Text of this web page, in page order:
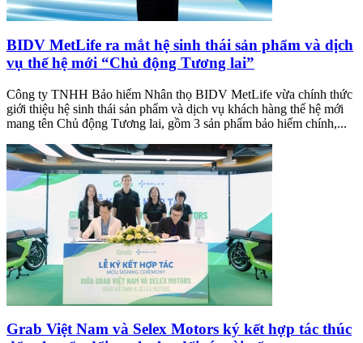
BIDV MetLife ra mắt hệ sinh thái sản phẩm và dịch
vụ thế hệ mới “Chủ động Tương lai”
Công ty TNHH Bảo hiểm Nhân thọ BIDV MetLife vừa chính thức
giới thiệu hệ sinh thái sản phẩm và dịch vụ khách hàng thế hệ mới
mang tên Chủ động Tương lai, gồm 3 sản phẩm bảo hiểm chính,...
Grab Việt Nam và Selex Motors ký kết hợp tác thúc